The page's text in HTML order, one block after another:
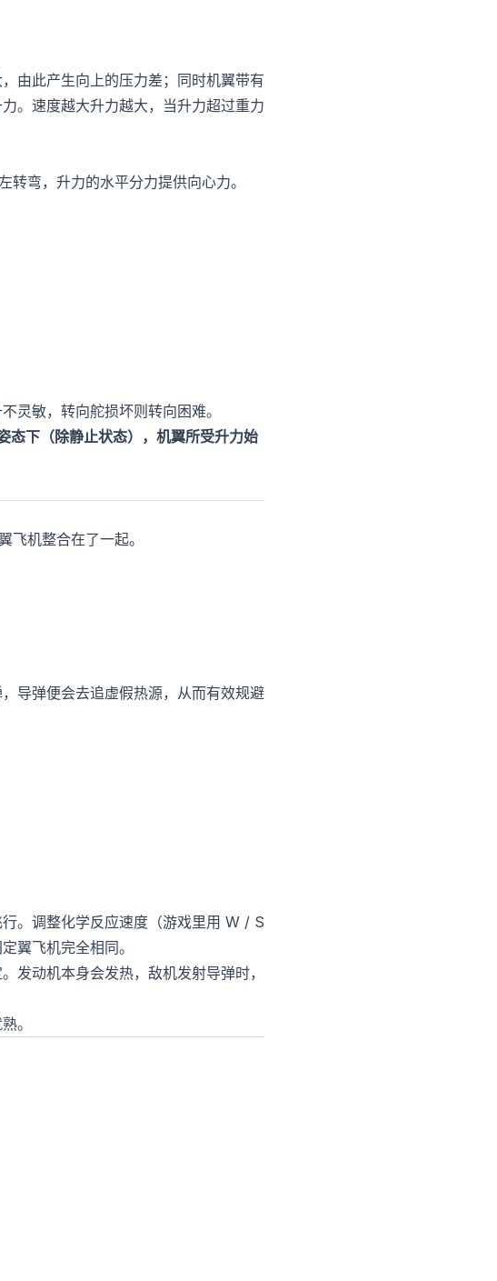
由此产生向上的压力差；同时机翼带有
。速度越大升力越大，当升力超过重力
弯，升力的水平分力提供向心力。
灵敏，转向舵损坏则转向困难。
态下（除静止状态），机翼所受升力始
飞机整合在了一起。
导弹便会去追虚假热源，从而有效规避
。调整化学反应速度（游戏里用 W / S
翼飞机完全相同。
发动机本身会发热，敌机发射导弹时，
。